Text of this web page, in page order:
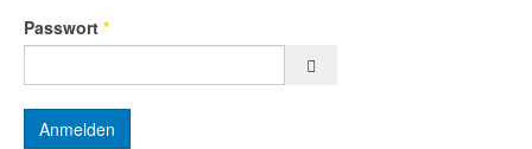
Passwort *
Anmelden